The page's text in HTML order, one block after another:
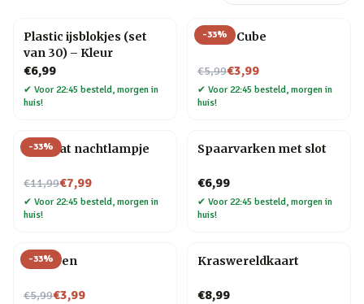
Plastic ijsblokjes (set
van 30) – Kleur
€6,99
✔ Voor 22:45 besteld, morgen in
huis!
-33%
Magic Cube
€5,99
Nu voor€3,99
✔ Voor 22:45 besteld, morgen in
huis!
-33%
Mini kat nachtlampje
€11,99
Nu voor€7,99
✔ Voor 22:45 besteld, morgen in
huis!
Spaarvarken met slot
€6,99
✔ Voor 22:45 besteld, morgen in
huis!
-33%
Veer pen
€5,99
Nu voor€3,99
Kraswereldkaart
€8,99